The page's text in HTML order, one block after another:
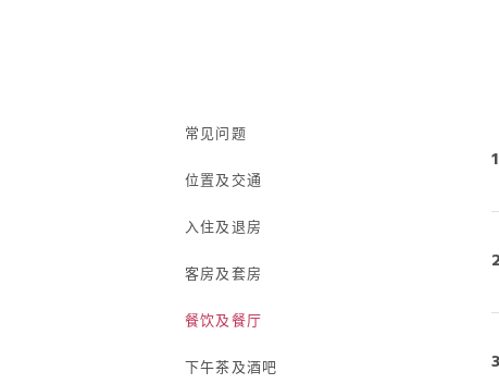
常见问题
位置及交通
入住及退房
客房及套房
餐饮及餐厅
下午茶及酒吧